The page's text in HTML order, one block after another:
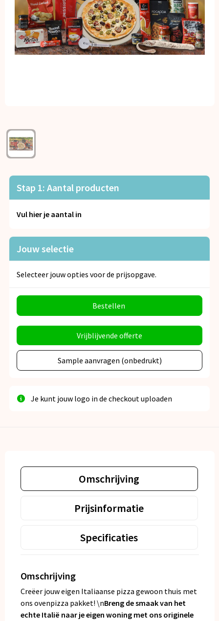
Kerst
Kinderen, Peuters en Baby's
Klokken, horloges en weerstations
Persoonlijke verzorging
Reisbenodigdheden
Schrijfwaren
Sleutelhangers en Lanyards
Spellen voor binnen en buiten
Veiligheid, Auto en Fiets
Vrije tijd en Strand
Stap 1: Aantal producten
Vul hier je aantal in
Jouw selectie
Selecteer jouw opties voor de prijsopgave.
Bestellen
Vrijblijvende offerte
Sample aanvragen (onbedrukt)
Je kunt jouw logo in de checkout uploaden
Omschrijving
Prijsinformatie
Specificaties
Omschrijving
Creëer jouw eigen Italiaanse pizza gewoon thuis met
ons ovenpizza pakket! \nBreng de smaak van het
echte Italië naar je eigen woning met ons originele